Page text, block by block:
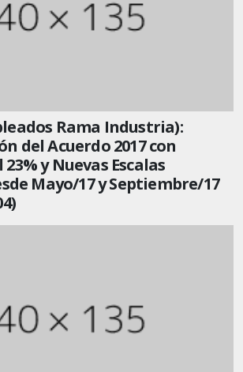
Rama Industria):
del Acuerdo 2017 con
y Nuevas Escalas
Mayo/17 y Septiembre/17